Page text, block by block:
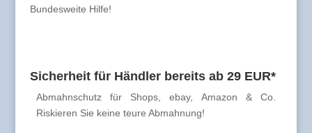
Bundesweite Hilfe!
Sicherheit für Händler bereits ab 29 EUR*
Abmahnschutz für Shops, ebay, Amazon & Co.
Riskieren Sie keine teure Abmahnung!